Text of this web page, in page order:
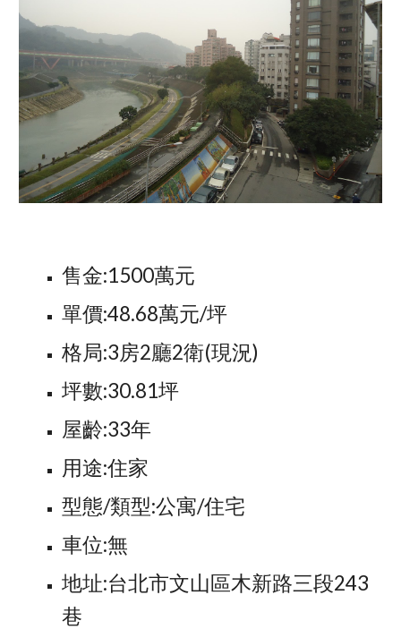
售金:1500萬元
單價:48.68萬元/坪
格局:3房2廳2衛(現況)
坪數:30.81坪
屋齡:33年
用途:住家
型態/類型:公寓/住宅
車位:無
地址:台北市文山區木新路三段243
巷